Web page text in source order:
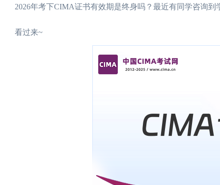
2026年考下CIMA证书有效期是终身吗？最近有同学咨询
看过来~